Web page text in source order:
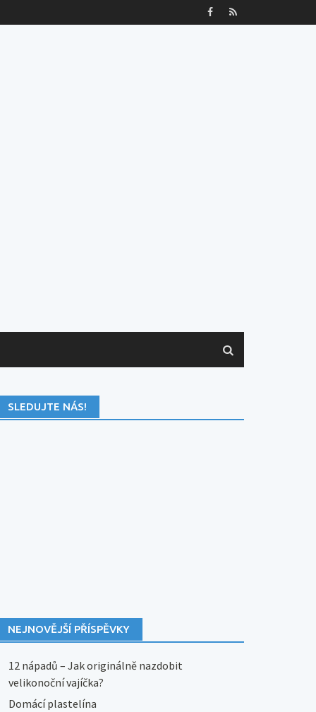
SLEDUJTE NÁS!
NEJNOVĚJŠÍ PŘÍSPĚVKY
12 nápadů – Jak originálně nazdobit
velikonoční vajíčka?
Domácí plastelína